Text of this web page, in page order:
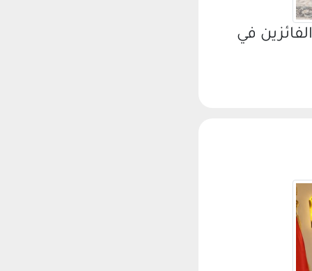
في